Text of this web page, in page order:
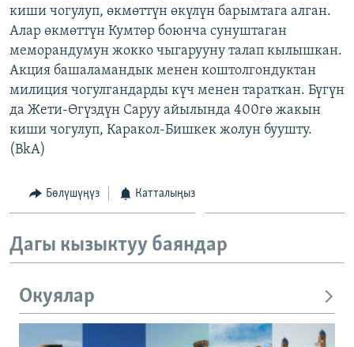
киши чогулуп, өкмөттүн өкүлүн барымтага алган.
Алар өкмөттүн Кумтөр боюнча сунуштаган
меморандумун жокко чыгарууну талап кылышкан.
Акция башаламандык менен коштолгондуктан
милиция чогулгандарды күч менен тараткан. Бүгүн
да Жети-Өгүздүн Саруу айылында 400гө жакын
киши чогулуп, Каракол-Бишкек жолун буушту.
(BkA)
Бөлүшүңүз Катталыңыз
Дагы кызыктуу баяндар
Окуялар